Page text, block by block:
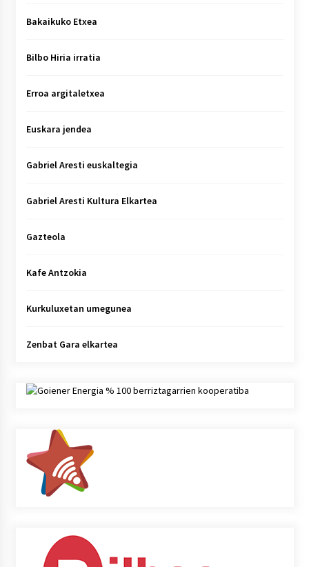
Bakaikuko Etxea
Bilbo Hiria irratia
Erroa argitaletxea
Euskara jendea
Gabriel Aresti euskaltegia
Gabriel Aresti Kultura Elkartea
Gazteola
Kafe Antzokia
Kurkuluxetan umegunea
Zenbat Gara elkartea